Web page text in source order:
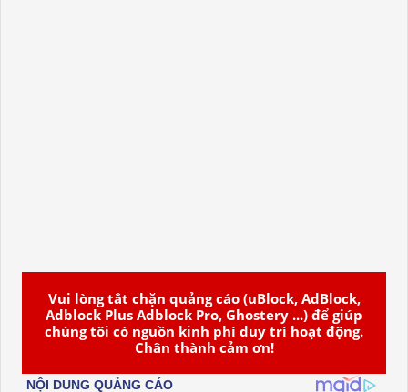
Vui lòng tắt chặn quảng cáo (uBlock, AdBlock,
Adblock Plus Adblock Pro, Ghostery ...) để giúp
chúng tôi có nguồn kinh phí duy trì hoạt động.
Chân thành cảm ơn!